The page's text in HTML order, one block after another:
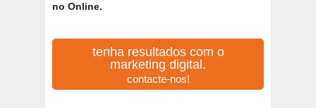
no Online.
tenha resultados com o
marketing digital.
contacte-nos!